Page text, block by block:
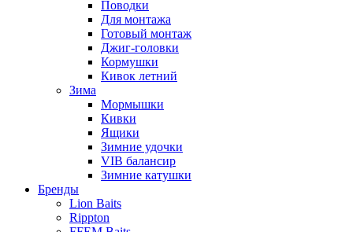
Поводки
Для монтажа
Готовый монтаж
Джиг-головки
Кормушки
Кивок летний
Зима
Мормышки
Кивки
Ящики
Зимние удочки
VIB балансир
Зимние катушки
Бренды
Lion Baits
Rippton